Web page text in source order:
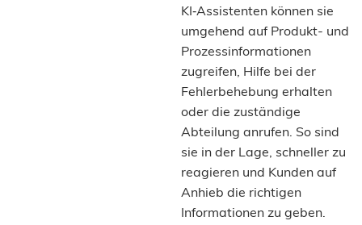
KI‑Assistenten können sie
umgehend auf Produkt- und
Prozessinformationen
zugreifen, Hilfe bei der
Fehlerbehebung erhalten
oder die zuständige
Abteilung anrufen. So sind
sie in der Lage, schneller zu
reagieren und Kunden auf
Anhieb die richtigen
Informationen zu geben.